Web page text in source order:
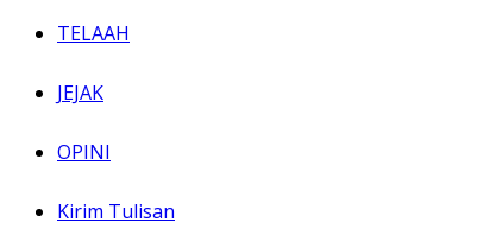
TELAAH
JEJAK
OPINI
Kirim Tulisan